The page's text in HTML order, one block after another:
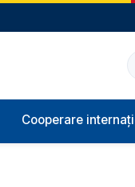
Cooperare